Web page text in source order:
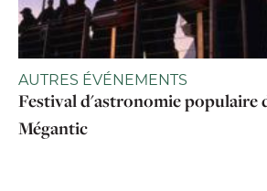
AUTRES ÉVÉNEMENTS
Festival d'astronomie populaire
Mégantic